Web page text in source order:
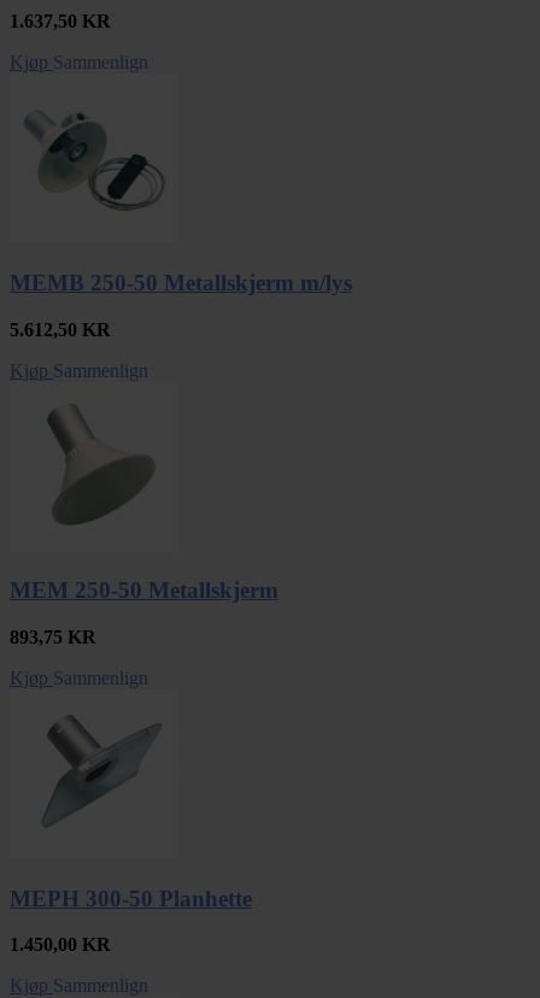
1.637,50 KR
Kjøp Sammenlign
MEMB 250-50 Metallskjerm m/lys
5.612,50 KR
Kjøp Sammenlign
MEM 250-50 Metallskjerm
893,75 KR
Kjøp Sammenlign
MEPH 300-50 Planhette
1.450,00 KR
Kjøp Sammenlign